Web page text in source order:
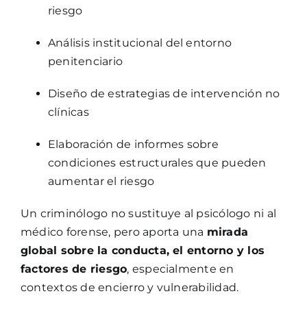
riesgo
Análisis institucional del entorno
penitenciario
Diseño de estrategias de intervención no
clínicas
Elaboración de informes sobre
condiciones estructurales que pueden
aumentar el riesgo
Un criminólogo no sustituye al psicólogo ni al
médico forense, pero aporta una mirada
global sobre la conducta, el entorno y los
factores de riesgo, especialmente en
contextos de encierro y vulnerabilidad.